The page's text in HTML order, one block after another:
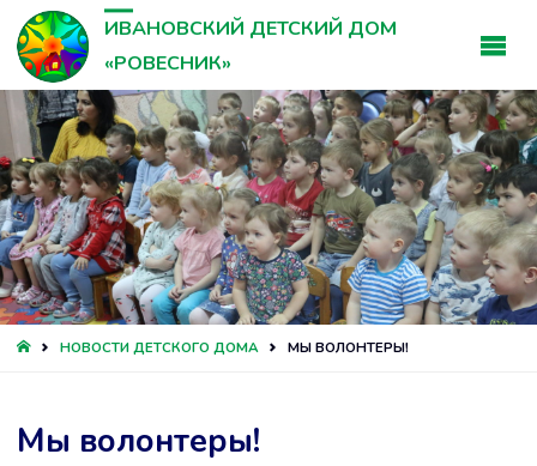
ИВАНОВСКИЙ ДЕТСКИЙ ДОМ
«РОВЕСНИК»
ГЛАВНАЯ
НОВОСТИ ДЕТСКОГО ДОМА МЫ ВОЛОНТЕРЫ!
Мы волонтеры!